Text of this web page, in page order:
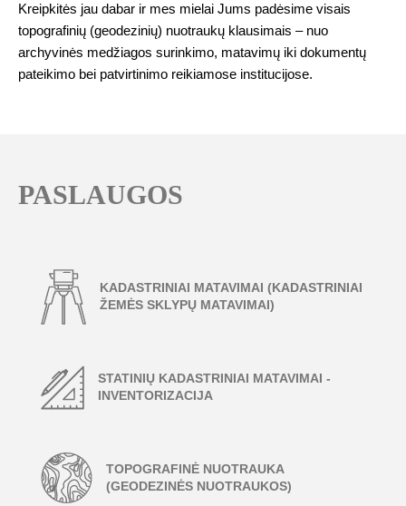
Kreipkitės jau dabar ir mes mielai Jums padėsime visais
topografinių (geodezinių) nuotraukų klausimais – nuo
archyvinės medžiagos surinkimo, matavimų iki dokumentų
pateikimo bei patvirtinimo reikiamose institucijose.
PASLAUGOS
KADASTRINIAI MATAVIMAI (KADASTRINIAI
ŽEMĖS SKLYPŲ MATAVIMAI)
STATINIŲ KADASTRINIAI MATAVIMAI -
INVENTORIZACIJA
TOPOGRAFINĖ NUOTRAUKA
(GEODEZINĖS NUOTRAUKOS)